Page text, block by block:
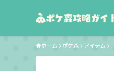
ホーム ポケ森 アイテム